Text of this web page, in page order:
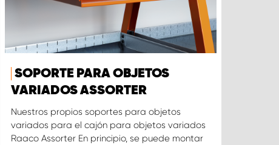
SOPORTE PARA OBJETOS
VARIADOS ASSORTER
Nuestros propios soportes para objetos
variados para el cajón para objetos variados
Raaco Assorter En principio, se puede montar